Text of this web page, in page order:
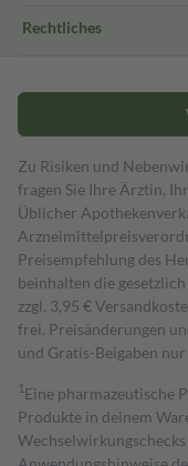
Rechtliches
Zu Risiken und
fragen Sie Ihre Ärztin,
Üblicher
Preisempfehlung des
beinhalten die
zzgl. 3,95 €
frei. Preisänderungen
und Gratis-Beigaben
1 Eine pharmazeutische
Produkte in deinem